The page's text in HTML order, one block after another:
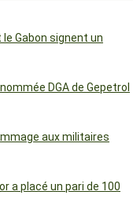
Gabon signent un
DGA de Gepetrol
aux militaires
a placé un pari de 100